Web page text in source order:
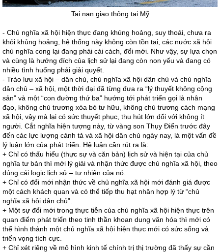
Tai nạn giao thông tại Mỹ
- Chủ nghĩa xã hội hiện thực đang khủng hoảng, suy thoái, chưa ra
khỏi khủng hoảng, hệ thống này không còn tồn tại, các nước xã hội
chủ nghĩa cong lại đang phải cải cách, đổi mới. Như vậy, sự lựa chọn
và cùng là hướng đích của lịch sử lại đang còn non yếu và đang có
nhiều tình huống phải giải quyết.
- Trào lưu xã hội – dân chủ, chủ nghĩa xã hội dân chủ và chủ nghĩa
dân chủ – xã hội, một thời đại đã từng đưa ra “lý thuyết không cộng
sản” và một “con đường thứ ba” hướng tới phát triển gọi là nhân
đạo, không chủ trương xóa bỏ tư hữu, không chủ trương cách mạng
xã hội, vậy mà lại có sức thuyết phục, thu hút lớn đối với không ít
người. Cắt nghĩa hiện tượng này, từ vàng son Thụy Điển trước đây
đến các lực lượng cánh tả và xã hội dân chủ ngày nay, là một vấn đề
lý luận lớn của phát triển. Hệ luận cần rút ra là:
+ Chỉ có thấu hiểu (thực sự và căn bản) lịch sử và hiện tại của chủ
nghĩa tư bản thì mới lý giải và nhận thức được chủ nghĩa xã hội, theo
đúng cái logic lịch sử – tự nhiên của nó.
+ Chỉ có đổi mới nhận thức về chủ nghĩa xã hội mới đánh giá được
một cách khách quan và có thể tiếp thu hạt nhân hợp lý từ “chủ
nghĩa xã hội dân chủ”.
+ Một sự đổi mới trong thực tiễn của chủ nghĩa xã hội hiện thực trên
quan điểm phát triển theo tinh thần khoan dung văn hóa thì mới có
thể hình thành một chủ nghĩa xã hội hiện thực mới có sức sống và
triển vọng tích cực.
+ Chỉ xét riêng về mô hình kinh tế chính trị thị trường đã thấy sự cần